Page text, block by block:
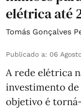
elétrica até
Tomás Gonçalves
Publicado a: 06
A rede elétrica
investimento de
objetivo é